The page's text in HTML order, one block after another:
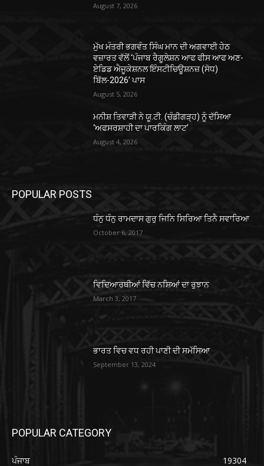
August 7, 2026
ਮੁੱਖ ਮੰਤਰੀ ਭਗਵੰਤ ਸਿੰਘ ਮਾਨ ਦੀ ਅਗਵਾਈ ਹੇਠ
ਵਜ਼ਾਰਤ ਵੱਲੋਂ ‘ਪੰਜਾਬ ਰੈਗੂਲੇਸ਼ਨ ਆਫ ਫੀਸ ਆਫ ਅਣ-
ਏਡਿਡ ਐਜੂਕੇਸ਼ਨਲ ਇੰਸਟੀਚਿਊਸ਼ਨਜ਼ (ਸੋਧ)
ਬਿੱਲ-2026’ ਪਾਸ
August 5, 2026
ਮਨੀਸ਼ ਤਿਵਾੜੀ ਨੇ ਯੂ.ਟੀ. (ਚੰਡੀਗੜ੍ਹ) ਨੂੰ ਦੱਸਿਆ
‘ਅਫਸਰਸ਼ਾਹੀ ਦਾ ਪਾਰਕਿੰਗ ਲਾਟ’
August 4, 2026
POPULAR POSTS
ਧੰਨੁ ਧੰਨੁ ਰਾਮਦਾਸ ਗੁਰੁ ਜਿਨਿ ਸਿਰਿਆ ਤਿਨੈ ਸਵਾਰਿਆ
October 6, 2017
ਵਿਦਿਆਰਥੀਆਂ ਵਿੱਚ ਨਸ਼ਿਆਂ ਦਾ ਰੁਝਾਨ
March 3, 2017
ਭਾਰਤ ਵਿਚ ਵਧ ਰਹੀ ਪਾਣੀ ਦੀ ਸਮੱਸਿਆ
September 13, 2024
POPULAR CATEGORY
ਪੰਜਾਬ 19304